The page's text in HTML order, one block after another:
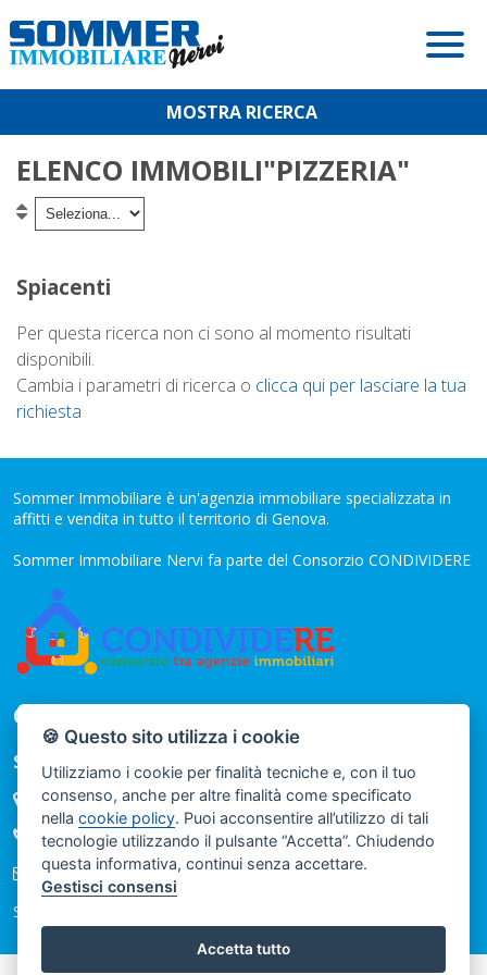
Immobili
In Vendita
In Affitto
Servizi
I Nostri Servizi
Lascia Una Richiesta
Valuta Un Immobile
Per Comprare
Introduzione All'acquisto
Caparra
Chiusura
Il Rogito
Per Vendere
Ordine E Pulizia
La Scelta Di Un Esperto Agente Immobiliare
Il Prezzo Lo Fa Il Mercato
ELENCO IMMOBILI"PIZZERIA"
Spiacenti
Per questa ricerca non ci sono al momento risultati
disponibili.
Cambia i parametri di ricerca o clicca qui per lasciare la tua
richiesta
Sommer Immobiliare è un'agenzia immobiliare specializzata in
affitti e vendita in tutto il territorio di Genova.
Sommer Immobiliare Nervi fa parte del Consorzio CONDIVIDERE
CONTATTI
Sommer Immobiliare
Via Guglielmo Oberdan 32 O R - GENOVA
(+39) 010 4040435
info@sommerimmobiliarenervi.it
Seguici sui nostri social
🍪 Questo sito utilizza i cookie
Utilizziamo i cookie per finalità tecniche e, con il tuo
consenso, anche per altre finalità come specificato
nellacookie policy. Puoi acconsentire all’utilizzo di tali
tecnologie utilizzando il pulsante “Accetta”. Chiudendo
questa informativa, continui senza accettare.
Gestisci consensi
Accetta tutto